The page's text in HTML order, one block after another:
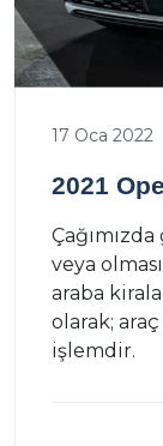
17 Oca 2022
2021
veya
araba
olarak;
işlemdir.